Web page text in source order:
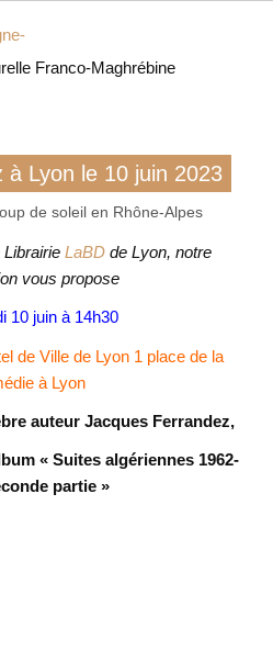
Coup
Franco-Maghrébine
à Lyon le 10 juin 2023
de soleil en Rhône-Alpes
LaBDde Lyon, notre
vous propose
10 juin à 14h30
de Ville de Lyon 1 place de la
à Lyon
auteur Jacques Ferrandez,
« Suites algériennes 1962-
partie »